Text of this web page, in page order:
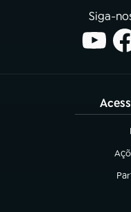
Siga-